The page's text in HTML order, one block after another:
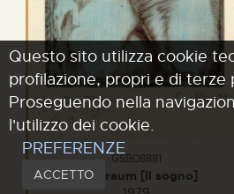
GSB08881
Der traum [Il sogno]
Questo sito utilizza cookie
profilazione, propri e di terze
Proseguendo nella
l'utilizzo dei cookie.
PREFERENZE
ACCETTO